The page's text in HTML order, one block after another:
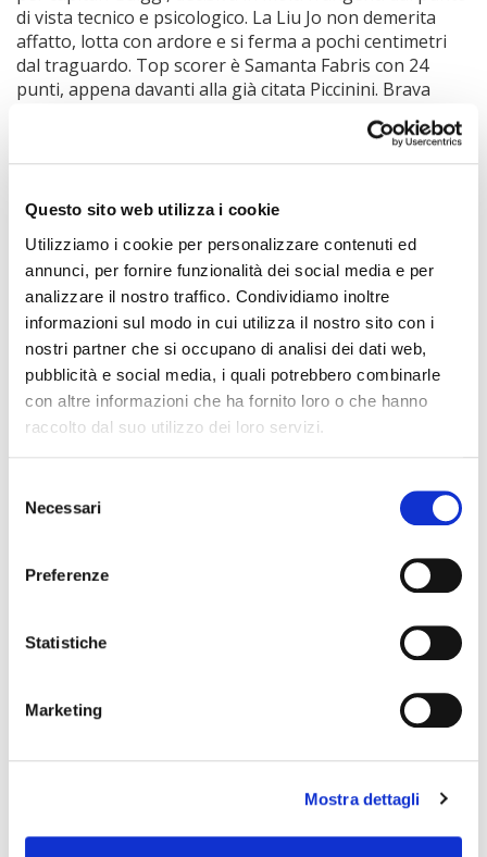
Questo sito web utilizza i cookie
Utilizziamo i cookie per personalizzare contenuti ed
annunci, per fornire funzionalità dei social media e per
analizzare il nostro traffico. Condividiamo inoltre
informazioni sul modo in cui utilizza il nostro sito con i
nostri partner che si occupano di analisi dei dati web,
pubblicità e social media, i quali potrebbero combinarle
con altre informazioni che ha fornito loro o che hanno
raccolto dal suo utilizzo dei loro servizi.
delNecessari
Preferenze
Statistiche
Marketing
Mostra dettagli
di vista tecnico e psicologico. La Liu Jo non demerita
affatto, lotta con ardore e si ferma a pochi centimetri
dal traguardo. Top scorer è Samanta Fabris con 24
punti, appena davanti alla già citata Piccinini. Brava
elemento fondamentale nella rimonta. Così come
Francesca Ferretti, all'esordio con la sua nuova maglia e
Master Group Sport, in collaborazione con la Lega
Pallavolo Serie A Femminile, ha curato l'organizzazione
dell'evento a 360°.
37^ Coppa Italia Serie A1
30, 30-28, 25-23)
Sabato 28 febbraio, semifinali
Igor Gorgonzola Novara – Imoco Volley Conegliano 3-
Liu•Jo Modena – Unendo Yamamay Busto Arsizio 3-1
Ti potrebbero Interessare